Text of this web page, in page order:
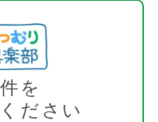
を
ださい